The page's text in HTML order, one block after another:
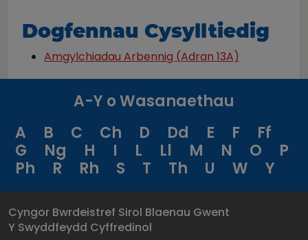
Dogfennau Cysylltiedig
Amgylchiadau Arbennig (Adran 13A)
A-Y o Wasanaethau
A
B C Ch D Dd E F
Ff
G
Ng H I L Ll M N O
P
Ph
R Rh S T Th U W Y
Cyngor Bwrdeistref Sirol Blaenau Gwent
Y Swyddfeydd Cyffredinol